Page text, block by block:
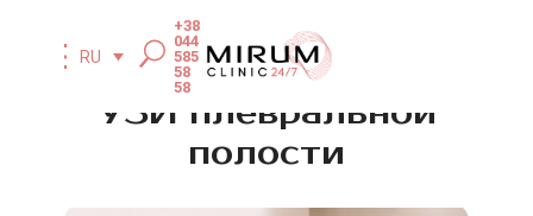
RU
+38
044
585
58
58
УЗИ плевральной
полости